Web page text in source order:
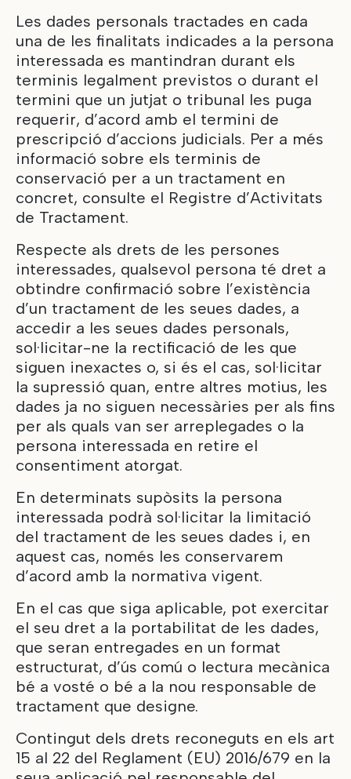
Les dades personals tractades en cada
una de les finalitats indicades a la persona
interessada es mantindran durant els
terminis legalment previstos o durant el
termini que un jutjat o tribunal les puga
requerir, d’acord amb el termini de
prescripció d’accions judicials. Per a més
informació sobre els terminis de
conservació per a un tractament en
concret, consulte el Registre d’Activitats
de Tractament.
Respecte als drets de les persones
interessades, qualsevol persona té dret a
obtindre confirmació sobre l’existència
d’un tractament de les seues dades, a
accedir a les seues dades personals,
sol·licitar-ne la rectificació de les que
siguen inexactes o, si és el cas, sol·licitar
la supressió quan, entre altres motius, les
dades ja no siguen necessàries per als fins
per als quals van ser arreplegades o la
persona interessada en retire el
consentiment atorgat.
En determinats supòsits la persona
interessada podrà sol·licitar la limitació
del tractament de les seues dades i, en
aquest cas, només les conservarem
d’acord amb la normativa vigent.
En el cas que siga aplicable, pot exercitar
el seu dret a la portabilitat de les dades,
que seran entregades en un format
estructurat, d’ús comú o lectura mecànica
bé a vosté o bé a la nou responsable de
tractament que designe.
Contingut dels drets reconeguts en els art
15 al 22 del Reglament (EU) 2016/679 en la